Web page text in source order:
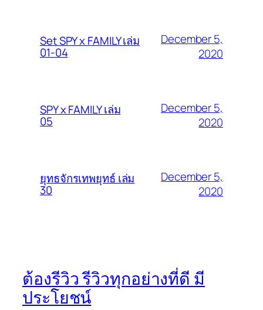
Set SPY x FAMILY เล่ม
01-04
December 5,
2020
SPY x FAMILY เล่ม
05
December 5,
2020
ยุทธจักรเทพยุทธ์ เล่ม
30
December 5,
2020
ต้องรีวิว รีวิวทุกอย่างที่ดี มี
ประโยชน์